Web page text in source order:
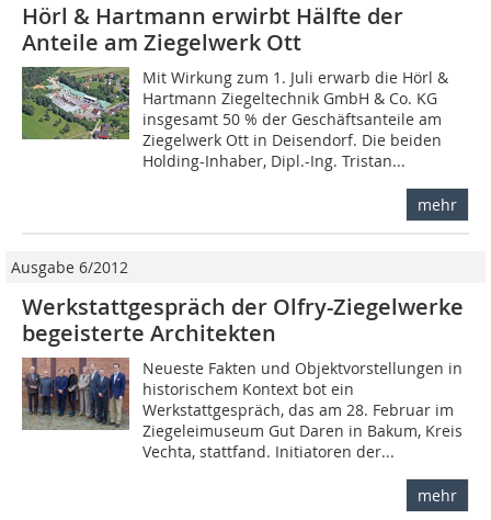
Hörl & Hartmann erwirbt Hälfte der
Anteile am Ziegelwerk Ott
Mit Wirkung zum 1. Juli erwarb die Hörl &
Hartmann Ziegeltechnik GmbH & Co. KG
insgesamt 50 % der Geschäftsanteile am
Ziegelwerk Ott in Deisendorf. Die beiden
Holding-Inhaber, Dipl.-Ing. Tristan...
mehr
Ausgabe 6/2012
Werkstattgespräch der Olfry-Ziegelwerke
begeisterte Architekten
Neueste Fakten und Objekt­vorstellungen in
historischem Kontext bot ein
Werkstattgespräch, das am 28. Februar im
Ziegeleimuseum Gut Daren in Bakum, Kreis
Vechta, stattfand. Initiatoren der...
mehr